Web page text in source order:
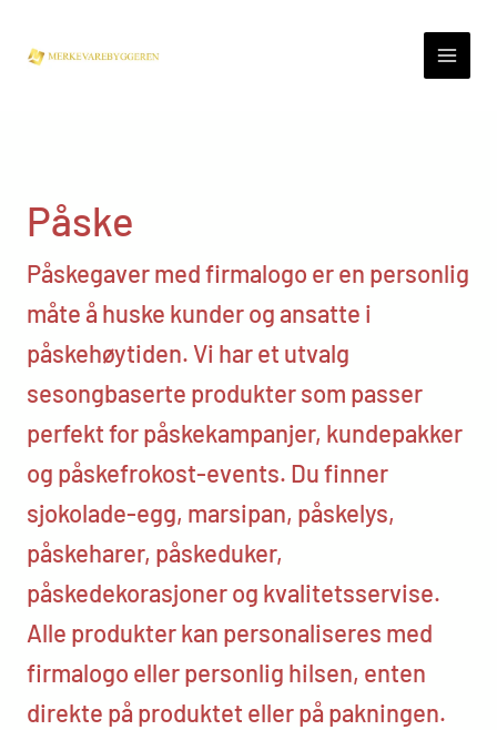
Påske
Påskegaver med firmalogo er en personlig
måte å huske kunder og ansatte i
påskehøytiden. Vi har et utvalg
sesongbaserte produkter som passer
perfekt for påskekampanjer, kundepakker
og påskefrokost-events. Du finner
sjokolade-egg, marsipan, påskelys,
påskeharer, påskeduker,
påskedekorasjoner og kvalitetsservise.
Alle produkter kan personaliseres med
firmalogo eller personlig hilsen, enten
direkte på produktet eller på pakningen.